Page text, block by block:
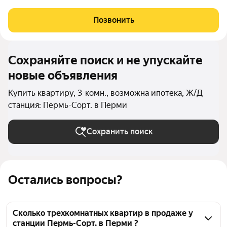
Остались вопросы?
Сколько трехкомнатных квартир в продаже у
станции Пермь-Сорт. в Перми ?
Шесть секций объединены общей архитектурой, закрытым
двор-садом на стилобате и
Позвонить
Сохраняйте поиск и не упускайте
новые объявления
Купить квартиру, 3-комн., возможна ипотека, Ж/Д
станция: Пермь-Сорт. в Перми
Сохранить поиск